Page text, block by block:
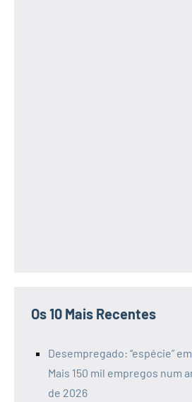
Os 10 Mais Recentes
Desempregado: “espécie”
Mais 150 mil empregos num
de 2026